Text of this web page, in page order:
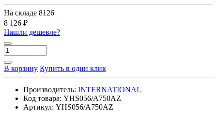
На складе 8126
8 126 ₽
Нашли дешевле?
В корзину Купить в один клик
Производитель: INTERNATIONAL
Код товара: YHS056/A750AZ
Артикул: YHS056/A750AZ